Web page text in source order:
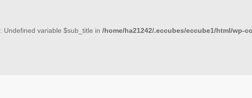
: Undefined variable $sub_title in /home/ha21242/.eccubes/eccube1/html/wp-